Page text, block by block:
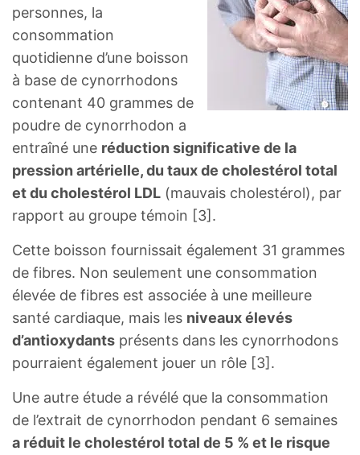
personnes, la
consommation
quotidienne d’une boisson
à base de cynorrhodons
contenant 40 grammes de
poudre de cynorrhodon a
entraîné une réduction significative de la
pression artérielle, du taux de cholestérol total
et du cholestérol LDL (mauvais cholestérol), par
rapport au groupe témoin [3].
Cette boisson fournissait également 31 grammes
de fibres. Non seulement une consommation
élevée de fibres est associée à une meilleure
santé cardiaque, mais les niveaux élevés
d’antioxydants présents dans les cynorrhodons
pourraient également jouer un rôle [3].
Une autre étude a révélé que la consommation
de l’extrait de cynorrhodon pendant 6 semaines
a réduit le cholestérol total de 5 % et le risque